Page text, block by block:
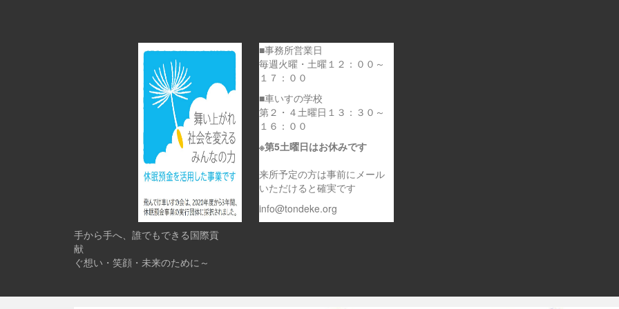
■事務所営業日
毎週火曜・土曜１２：００～
１７：００
■車いすの学校
第２・４土曜日１３：３０～
１６：００
※第5土曜日はお休みです
来所予定の方は事前にメール
いただけると確実です
info@tondeke.org
手から手へ、誰でもできる国際貢
献 ～車いす
ぐ想い・笑顔・未来のために～